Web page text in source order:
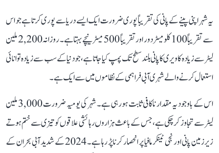
یہ شہر اپنی پینے کے پانی کی تقریباً پوری ضرورت ایک ایسے دریا سے پوری کرتا ہے جو اس
سے تقریباً 100 کلومیٹر دور اور تقریباً 500 میٹر نیچے بہتا ہے۔ روزانہ 2,200 ملین
لیٹر سے زیادہ کاویری کا پانی بلند سطح تک پمپ کیا جاتا ہے، جو دنیا کے سب سے زیادہ توانائی
استعمال کرنے والے شہری آبی فراہمی کے نظاموں میں سے ایک ہے۔
اس کے باوجود یہ مقدار ناکافی ثابت ہو رہی ہے۔ شہر کی یومیہ ضرورت 3,000 ملین
لیٹر سے تجاوز کر چکی ہے، جس کے باعث ہزاروں رہائشی علاقوں کو تیزی سے ختم ہوتے
زیرزمین پانی اور نجی ٹینکر مافیا پر انحصار کرنا پڑ رہا ہے۔ 2024 کے شدید آبی بحران کے